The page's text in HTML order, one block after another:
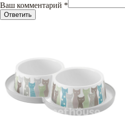
Ваш комментарий *
Ответить